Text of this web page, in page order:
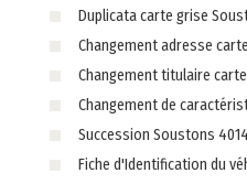
Duplicata carte grise
Changement adresse
Changement titulaire
Changement de
Succession Soustons
Fiche d'Identification du